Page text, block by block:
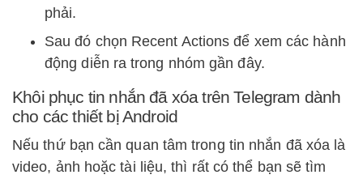
phải.
Sau đó chọn Recent Actions để xem các hành
động diễn ra trong nhóm gần đây.
Khôi phục tin nhắn đã xóa trên Telegram dành
cho các thiết bị Android
Nếu thứ bạn cần quan tâm trong tin nhắn đã xóa là
video, ảnh hoặc tài liệu, thì rất có thể bạn sẽ tìm